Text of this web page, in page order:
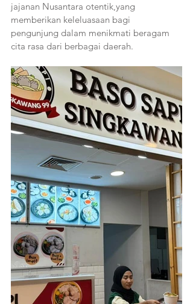
jajanan Nusantara otentik,yang
memberikan keleluasaan bagi
pengunjung dalam menikmati beragam
cita rasa dari berbagai daerah.